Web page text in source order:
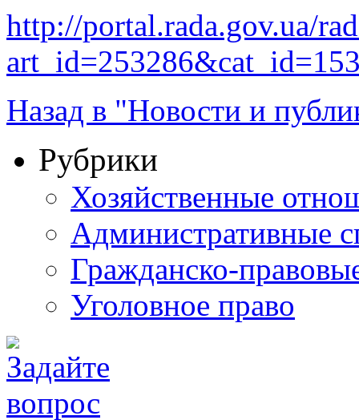
http://portal.rada.gov.ua/
Назад в "Новости и
Рубрики
Хозяйственные
Административные
Гражданско-
Уголовное право